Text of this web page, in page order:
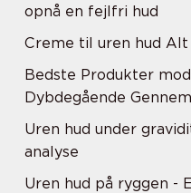
opnå en fejlfri hud
Creme til uren hud
Bedste Produkter
Dybdegående
Uren hud under
analyse
Uren hud på ryggen -